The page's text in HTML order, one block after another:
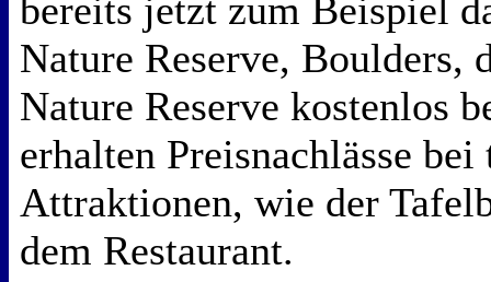
bereits jetzt zum Beispiel
Nature Reserve, Boulders,
Nature Reserve kostenlos
erhalten Preisnachlässe
Attraktionen, wie der
dem Restaurant.